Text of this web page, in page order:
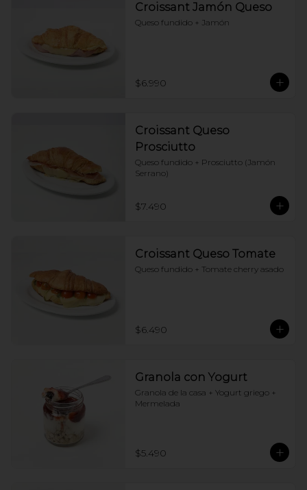
Croissant Jamón Queso
Queso fundido + Jamón
$6.990
Croissant Queso
Prosciutto
Queso fundido + Prosciutto (Jamón
Serrano)
$7.490
Croissant Queso Tomate
Queso fundido + Tomate cherry asado
$6.490
Granola con Yogurt
Granola de la casa + Yogurt griego +
Mermelada
$5.490